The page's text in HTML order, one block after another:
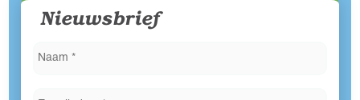
Nieuwsbrief